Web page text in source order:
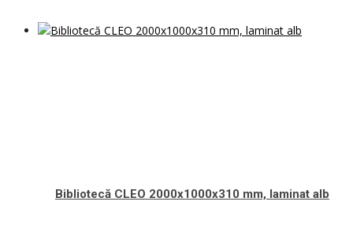
Bibliotecă CLEO 2000x1000x310 mm, laminat alb